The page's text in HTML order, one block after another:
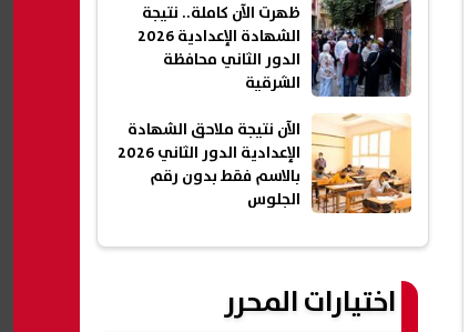
ظهرت الآن كاملة.. نتيجة
الشهادة الإعدادية 2026
الدور الثاني محافظة
الشرقية
الآن نتيجة ملاحق الشهادة
الإعدادية الدور الثاني 2026
بالاسم فقط بدون رقم
الجلوس
اختيارات المحرر